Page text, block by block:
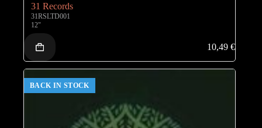
31 Records
31RSLTD001
12"
10,49€
BACK IN STOCK